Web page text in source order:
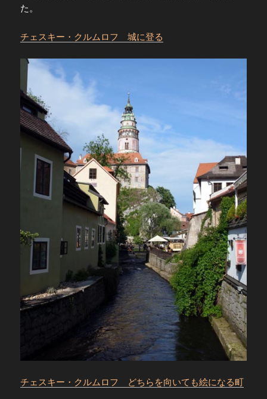
た。
チェスキー・クルムロフ 城に登る
チェスキー・クルムロフ どちらを向いても絵になる町